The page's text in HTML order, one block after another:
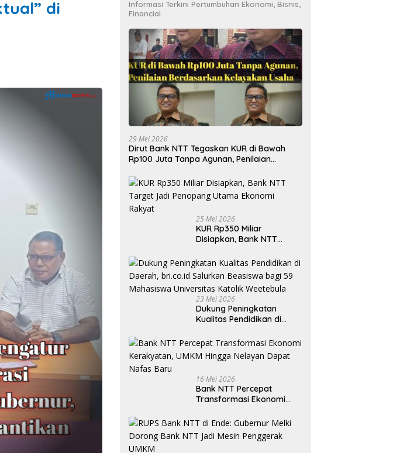
di
Informasi Terkini Pertumbuhan Ekonomi, Bisnis,
Financial.
29 Mei 2026
Dirut Bank NTT Tegaskan KUR di Bawah
Rp100 Juta Tanpa Agunan, Penilaian
25 Mei 2026
KUR Rp350 Miliar
Disiapkan, Bank NTT
Utama Ekonomi Rakyat
23 Mei 2026
Dukung Peningkatan
Kualitas Pendidikan di
Beasiswa bagi 59
Mahasiswa Universitas
Katolik Weetebula
16 Mei 2026
Bank NTT Percepat
Transformasi Ekonomi
Nelayan Dapat Nafas
Baru